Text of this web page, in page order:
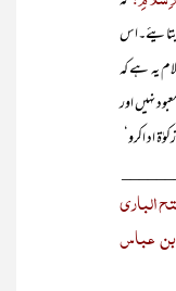
یہ ہے کہ
نہیں اور
اد اکرو‘
للبیھقی ۱۰/۵۴ ۱۔ فتح الباری
بن عباس